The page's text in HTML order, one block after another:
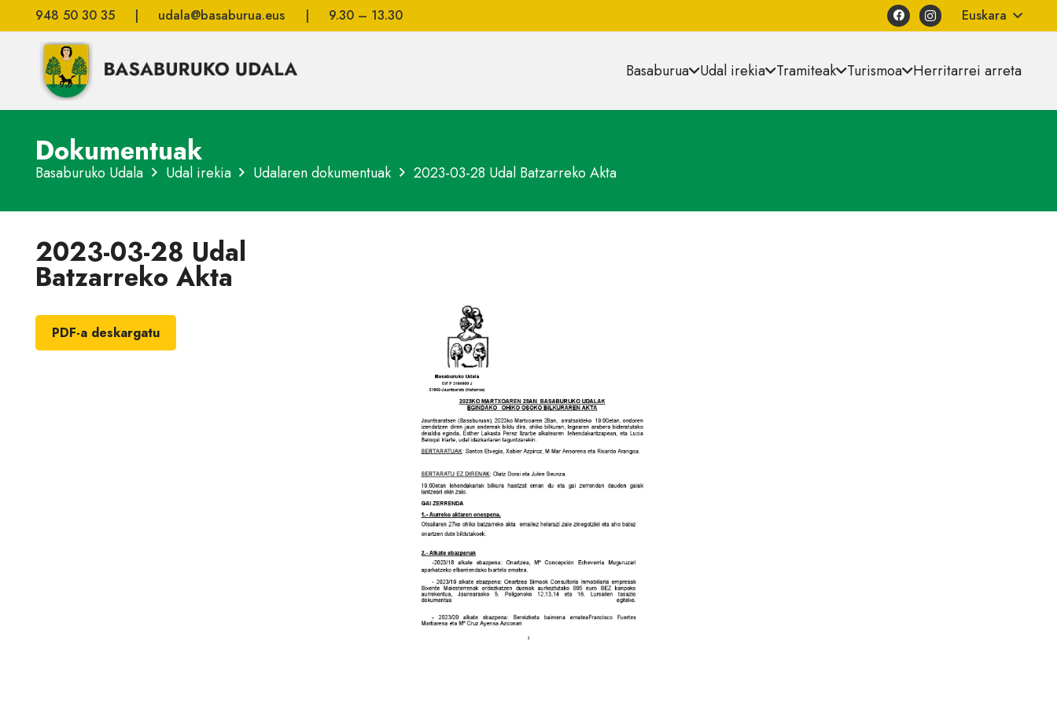
948 50 30 35 | udala@basaburua.eus | 9.30 – 13.30 Euskara
Basaburua Udal irekia Tramiteak Turismoa Herritarrei arreta
Dokumentuak
Basaburuko Udala Udal irekia Udalaren dokumentuak 2023-03-28 Udal Batzarreko Akta
2023-03-28 Udal
Batzarreko Akta
PDF-a deskargatu